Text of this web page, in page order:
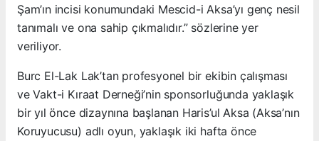
Şam’ın incisi konumundaki Mescid-i Aksa’yı genç nesil
tanımalı ve ona sahip çıkmalıdır.” sözlerine yer
veriliyor.
Burc El-Lak Lak’tan profesyonel bir ekibin çalışması
ve Vakt-i Kıraat Derneği’nin sponsorluğunda yaklaşık
bir yıl önce dizaynına başlanan Haris’ul Aksa (Aksa’nın
Koruyucusu) adlı oyun, yaklaşık iki hafta önce